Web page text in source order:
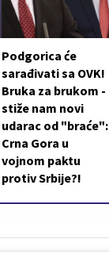
Podgorica će
sarađivati sa OVK!
Bruka za brukom -
stiže nam novi
udarac od "braće":
Crna Gora u
vojnom paktu
protiv Srbije?!